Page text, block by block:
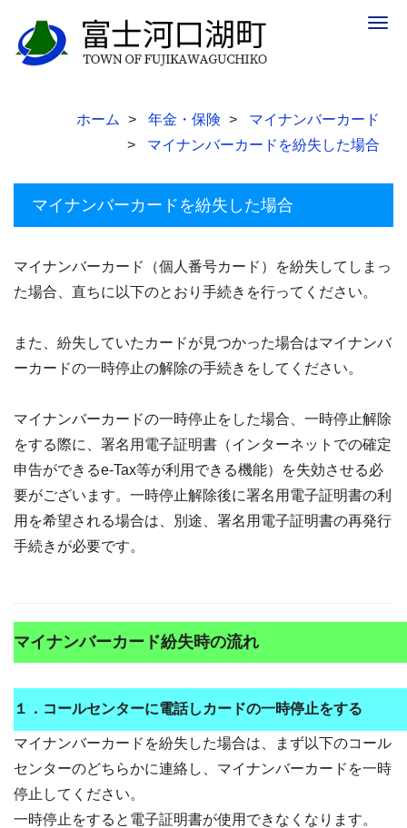
ホーム 年金・保険
マイナンバーカード
マイナンバーカードを紛失した場合
マイナンバーカードを紛失した場合
マイナンバーカード（個人番号カード）を紛失してしまっ
た場合、直ちに以下のとおり手続きを行ってください。
また、紛失していたカードが見つかった場合はマイナンバ
ーカードの一時停止の解除の手続きをしてください。
マイナンバーカードの一時停止をした場合、一時停止解除
をする際に、署名用電子証明書（インターネットでの確定
申告ができるe-Tax等が利用できる機能）を失効させる必
要がございます。一時停止解除後に署名用電子証明書の利
用を希望される場合は、別途、署名用電子証明書の再発行
手続きが必要です。
マイナンバーカード紛失時の流れ
１．コールセンターに電話しカードの一時停止をする
マイナンバーカードを紛失した場合は、まず以下のコール
センターのどちらかに連絡し、マイナンバーカードを一時
停止してください。
一時停止をすると電子証明書が使用できなくなります。